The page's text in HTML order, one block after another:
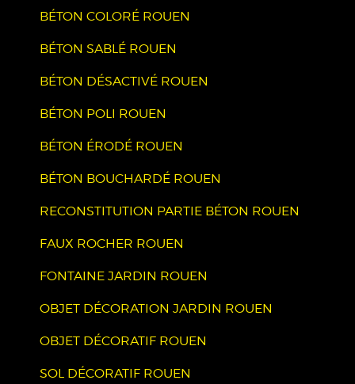
BÉTON COLORÉ ROUEN
BÉTON SABLÉ ROUEN
BÉTON DÉSACTIVÉ ROUEN
BÉTON POLI ROUEN
BÉTON ÉRODÉ ROUEN
BÉTON BOUCHARDÉ ROUEN
RECONSTITUTION PARTIE BÉTON ROUEN
FAUX ROCHER ROUEN
FONTAINE JARDIN ROUEN
OBJET DÉCORATION JARDIN ROUEN
OBJET DÉCORATIF ROUEN
SOL DÉCORATIF ROUEN